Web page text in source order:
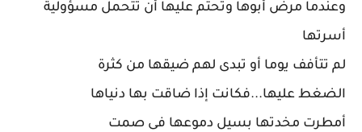
وعندما مرض أبوها وتحتم عليها أن تتحمل مسؤولية
أسرتها
لم تتأفف يوما أو تبدى لهم ضيقها من كثرة
الضغط عليها...فكانت إذا ضاقت بها دنياها
أمطرت مخدتها بسيل دموعها فى صمت